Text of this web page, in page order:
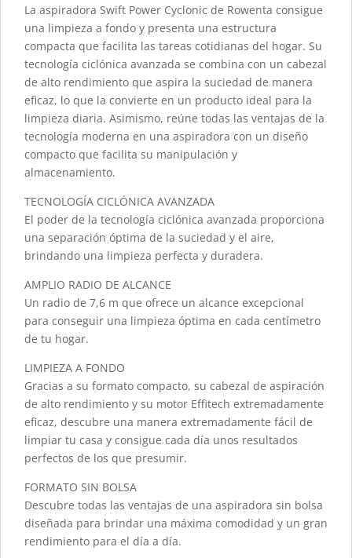
La aspiradora Swift Power Cyclonic de Rowenta consigue
una limpieza a fondo y presenta una estructura
compacta que facilita las tareas cotidianas del hogar. Su
tecnología ciclónica avanzada se combina con un cabezal
de alto rendimiento que aspira la suciedad de manera
eficaz, lo que la convierte en un producto ideal para la
limpieza diaria. Asimismo, reúne todas las ventajas de la
tecnología moderna en una aspiradora con un diseño
compacto que facilita su manipulación y
almacenamiento.
TECNOLOGÍA CICLÓNICA AVANZADA
El poder de la tecnología ciclónica avanzada proporciona
una separación óptima de la suciedad y el aire,
brindando una limpieza perfecta y duradera.
AMPLIO RADIO DE ALCANCE
Un radio de 7,6 m que ofrece un alcance excepcional
para conseguir una limpieza óptima en cada centímetro
de tu hogar.
LIMPIEZA A FONDO
Gracias a su formato compacto, su cabezal de aspiración
de alto rendimiento y su motor Effitech extremadamente
eficaz, descubre una manera extremadamente fácil de
limpiar tu casa y consigue cada día unos resultados
perfectos de los que presumir.
FORMATO SIN BOLSA
Descubre todas las ventajas de una aspiradora sin bolsa
diseñada para brindar una máxima comodidad y un gran
rendimiento para el día a día.